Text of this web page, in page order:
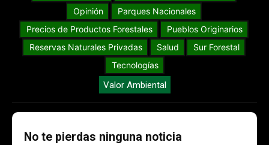
Opinión
Parques Nacionales
Precios de Productos Forestales
Pueblos Originarios
Reservas Naturales Privadas
Salud
Sur Forestal
Tecnologías
Valor Ambiental
No te pierdas ninguna noticia